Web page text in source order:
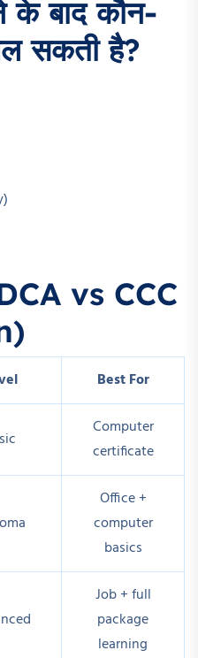
बाद कौन-
सकती है?
vs CCC
Best For
Computer
certificate
Office +
computer
basics
Job + full
package
learning